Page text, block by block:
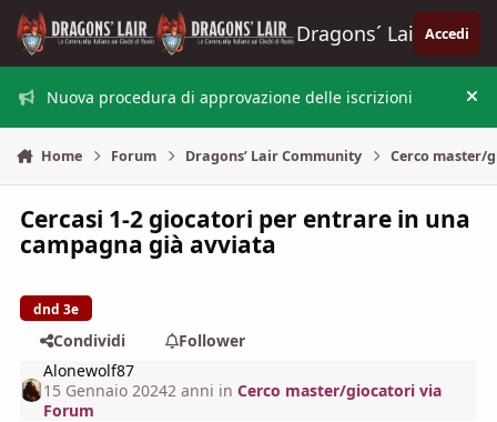
Vai al contenuto
Dragons´ Lair Accedi
Nuova procedura di approvazione delle iscrizioni
Home Forum Dragons’ Lair Community Cerco master/
Cercasi 1-2 giocatori per entrare in una
campagna già avviata
dnd 3e
Condividi
Follower
Alonewolf87
15 Gennaio 20242 anni inCerco master/giocatori via
Forum